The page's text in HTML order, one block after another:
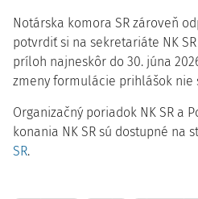
Notárska komora SR zároveň
potvrdiť si na sekretariáte NK
príloh najneskôr do 30. júna
zmeny formulácie prihlášok nie
Organizačný poriadok NK SR a
konania NK SR sú dostupné na
SR.